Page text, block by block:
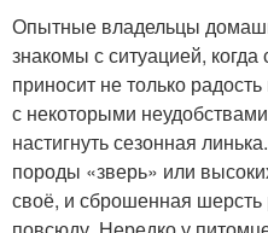
Опытные владельцы
знакомы с ситуацией,
приносит не только
с некоторыми
настигнуть сезонная
породы «зверь» или
своё, и сброшенная шерсть